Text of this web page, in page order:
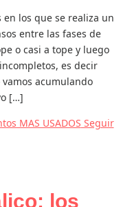
en los que se realiza un
entre las fases de
o casi a tope y luego
es decir
acumulando
[…]
MAS USADOS Seguir
los